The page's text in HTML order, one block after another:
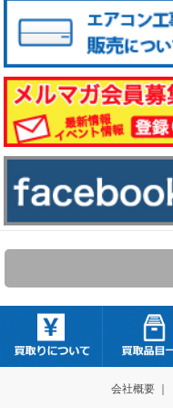
会社概要｜